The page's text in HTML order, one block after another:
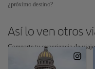
¿próximo destino?
Así lo ven otros
Comparte tu experiencia de